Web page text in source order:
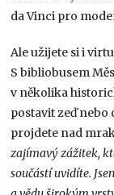
da Vinci pro
Ale užijete si i
S bibliobusem
v několika
postavit zeď nebo
projdete nad
zajímavý zážitek,
součástí uvidíte.